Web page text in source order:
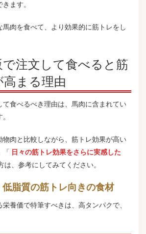
ます。
馬肉を食べて、より効果的に筋トレをし
注文して食べると筋
高まる理由
て食べるべき理由は、馬肉に含まれてい
物肉と比較しながら、筋トレ効果が高い
「 日々の筋トレ効果をさらに実感した
は、参考にしてみてください。
脂質の筋トレ向きの食材
養価で特筆すべきは、高タンパクで、